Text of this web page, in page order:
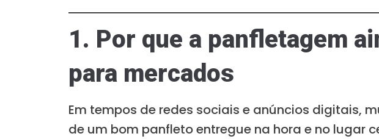
1. Por que a panfletagem
para mercados
Em tempos de redes sociais e anúncios digitais,
de um bom panfleto entregue na hora e no lugar